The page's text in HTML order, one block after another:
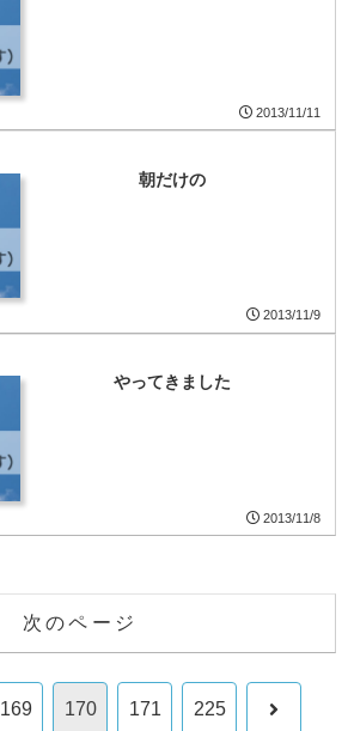
2013/11/11
朝だけの
2013/11/9
やってきました
2013/11/8
次のページ
169 170 171 225 次